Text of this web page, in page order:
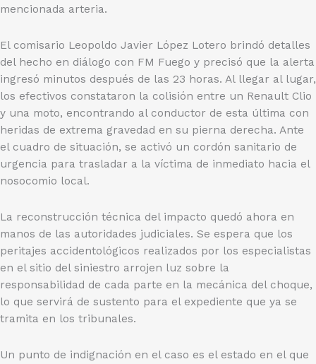
mencionada arteria.
El comisario Leopoldo Javier López Lotero brindó detalles
del hecho en diálogo con FM Fuego y precisó que la alerta
ingresó minutos después de las 23 horas. Al llegar al lugar,
los efectivos constataron la colisión entre un Renault Clio
y una moto, encontrando al conductor de esta última con
heridas de extrema gravedad en su pierna derecha. Ante
el cuadro de situación, se activó un cordón sanitario de
urgencia para trasladar a la víctima de inmediato hacia el
nosocomio local.
La reconstrucción técnica del impacto quedó ahora en
manos de las autoridades judiciales. Se espera que los
peritajes accidentológicos realizados por los especialistas
en el sitio del siniestro arrojen luz sobre la
responsabilidad de cada parte en la mecánica del choque,
lo que servirá de sustento para el expediente que ya se
tramita en los tribunales.
Un punto de indignación en el caso es el estado en el que